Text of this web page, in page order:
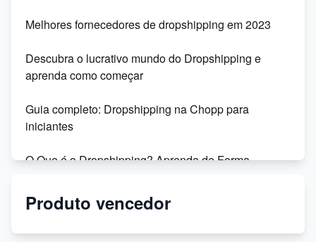
Melhores fornecedores de dropshipping em 2023
Descubra o lucrativo mundo do Dropshipping e
aprenda como começar
Guia completo: Dropshipping na Chopp para
iniciantes
O Que é o Dropshipping? Aprenda de Forma
Descubra fornecedores confiáveis de dropshipping e
Produto vencedor